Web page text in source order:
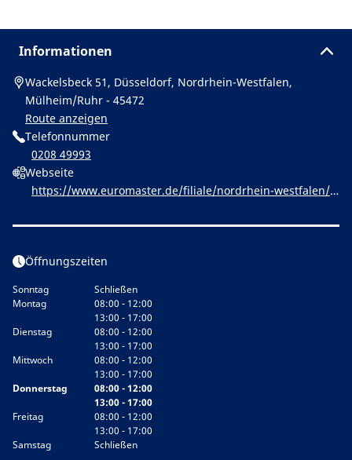
Informationen
Wackelsbeck 51, Düsseldorf, Nordrhein-Westfalen,
Mülheim/Ruhr - 45472
Route anzeigen
Telefonnummer
0208 49993
Webseite
https://www.euromaster.de/filiale/nordrhein-westfalen/
Öffnungszeiten
Sonntag
Schließen
Montag
08:00 - 12:00
13:00 - 17:00
Dienstag
08:00 - 12:00
13:00 - 17:00
Mittwoch
08:00 - 12:00
13:00 - 17:00
Donnerstag
08:00 - 12:00
13:00 - 17:00
Freitag
08:00 - 12:00
13:00 - 17:00
Samstag
Schließen